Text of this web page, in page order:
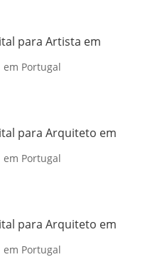
para Artista em
Portugal
para Arquiteto em
Portugal
para Arquiteto em
Portugal